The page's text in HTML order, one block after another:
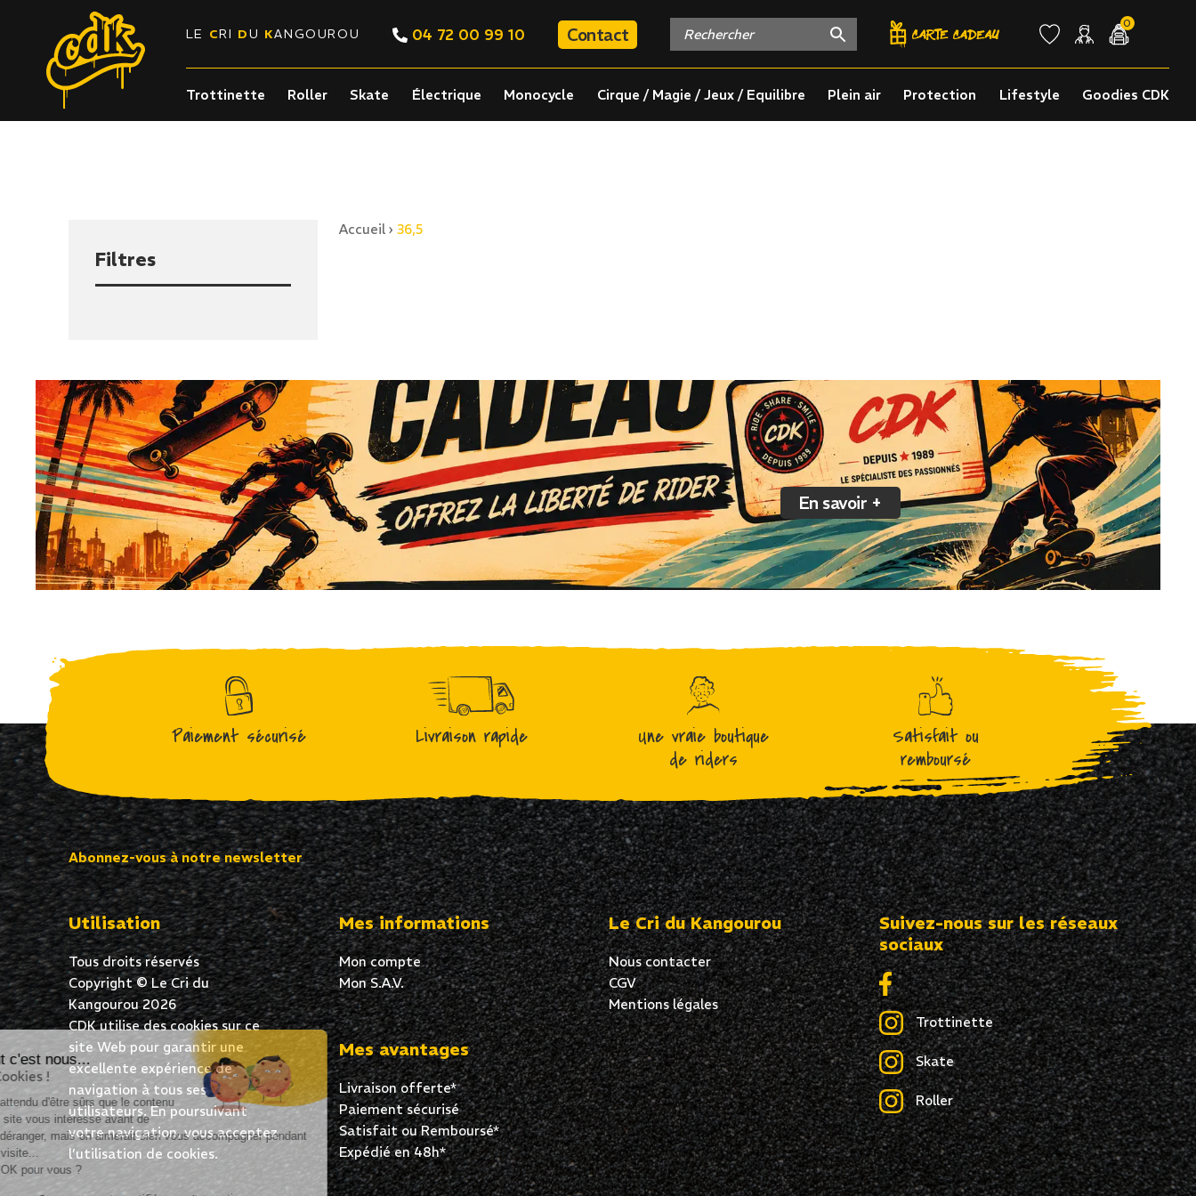
Salut c'est nous...
les Cookies !
On a attendu d'être sûrs que le contenu
de ce site vous intéresse avant de
vous déranger, mais on aimerait bien vous accompagner pendant
votre visite...
C'est OK pour vous ?
LE CRI DU KANGOUROU 04 72 00 99 10 Contact
0
Trottinette Roller Skate Électrique Monocycle Cirque / Magie / Jeux / Equilibre Plein air Protection Lifestyle Goodies CDK
Filtres
Accueil› 36,5
En savoir +
Paiement sécurisé Livraison rapide
Une vraie boutique
de riders
Satisfait ou
remboursé
Abonnez-vous à notre newsletter
Utilisation
Tous droits réservés
Copyright © Le Cri du
Kangourou 2026
CDK utilise des cookies sur ce
site Web pour garantir une
excellente expérience de
navigation à tous ses
utilisateurs. En poursuivant
votre navigation, vous acceptez
l’utilisation de cookies.
Mes informations
Mon compte
Mon S.A.V.
Mes avantages
Livraison offerte*
Paiement sécurisé
Satisfait ou Remboursé*
Expédié en 48h*
Le Cri du Kangourou
Nous contacter
CGV
Mentions légales
Suivez-nous sur les réseaux
sociaux
Trottinette
Skate
Roller